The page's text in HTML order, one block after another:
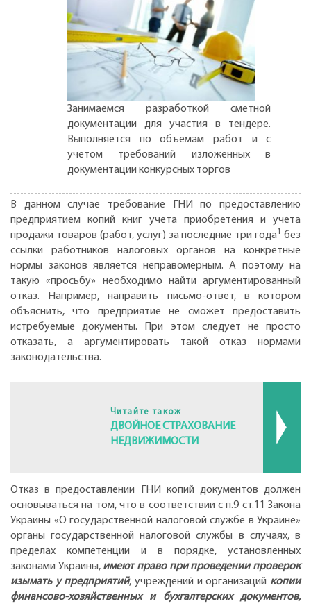
Занимаемся разработкой сметной
документации для участия в тендере.
Выполняется по объемам работ и с
учетом требований изложенных в
документации конкурсных торгов
В данном случае требование ГНИ по предоставлению
предприятием копий книг учета приобретения и учета
продажи товаров (работ, услуг) за последние три года1 без
ссылки работников налоговых органов на конкретные
нормы законов является неправомерным. А поэтому на
такую «просьбу» необходимо найти аргументированный
отказ. Например, направить письмо-ответ, в котором
объяснить, что предприятие не сможет предоставить
истребуемые документы. При этом следует не просто
отказать, а аргументировать такой отказ нормами
законодательства.
Читайте також
ДВОЙНОЕ СТРАХОВАНИЕ
НЕДВИЖИМОСТИ
Отказ в предоставлении ГНИ копий документов должен
основываться на том, что в соответствии с п.9 ст.11 Закона
Украины «О государственной налоговой службе в Украине»
органы государственной налоговой службы в случаях, в
пределах компетенции и в порядке, установленных
законами Украины, имеют право при проведении проверок
изымать у предприятий, учреждений и организаций копии
финансово-хозяйственных и бухгалтерских документов,